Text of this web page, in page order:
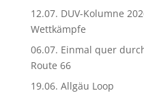
12.07. DUV-Kolumne
Wettkämpfe
06.07. Einmal quer
Route 66
19.06. Allgäu Loop